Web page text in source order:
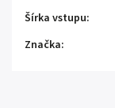
Šírka vstupu:
Značka: